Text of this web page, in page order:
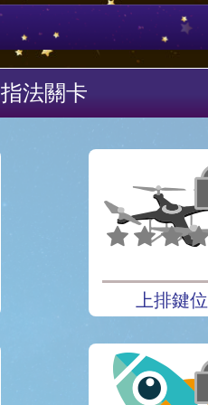
指法關卡
上排鍵位